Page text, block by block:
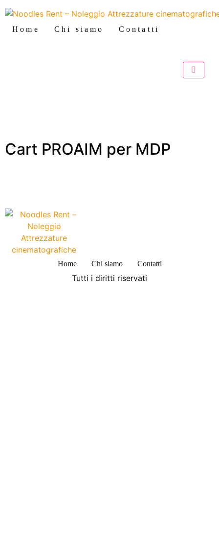
Home Chi siamo Contatti
Cart PROAIM per MDP
Home Chi siamo Contatti
Tutti i diritti riservati